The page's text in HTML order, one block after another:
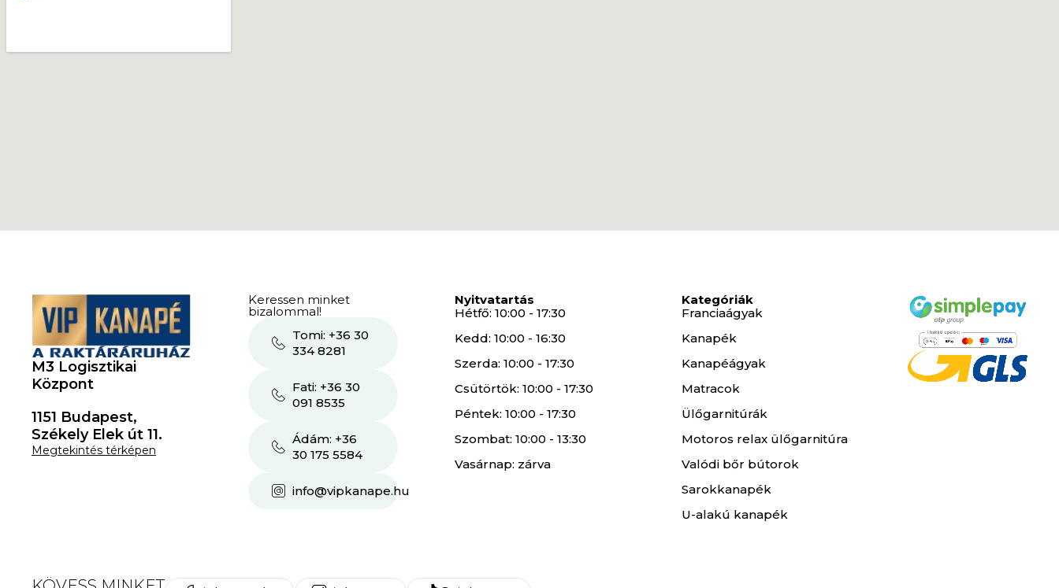
M3 Logisztikai
Központ
1151 Budapest,
Székely Elek út 11.
Megtekintés térképen
Keressen minket
bizalommal!
Tomi: +36 30
334 8281
Fati: +36 30
091 8535
Ádám: +36
30 175 5584
info@vipkanape.hu
Nyitvatartás
Hétfő: 10:00 - 17:30
Kedd: 10:00 - 16:30
Szerda: 10:00 - 17:30
Csütörtök: 10:00 - 17:30
Péntek: 10:00 - 17:30
Szombat: 10:00 - 13:30
Vasárnap: zárva
Kategóriák
Franciaágyak
Kanapék
Kanapéágyak
Matracok
Ülőgarnitúrák
Motoros relax ülőgarnitúra
Valódi bőr bútorok
Sarokkanapék
U-alakú kanapék